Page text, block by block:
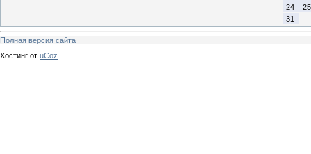
24
25
31
Полная версия сайта
Хостинг от uCoz